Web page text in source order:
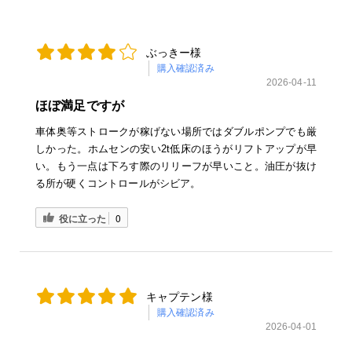
ぶっきー様
購入確認済み
2026-04-11
ほぼ満足ですが
車体奥等ストロークが稼げない場所ではダブルポンプでも厳
しかった。ホムセンの安い2t低床のほうがリフトアップが早
い。もう一点は下ろす際のリリーフが早いこと。油圧が抜け
る所が硬くコントロールがシビア。
役に立った 0
キャプテン様
購入確認済み
2026-04-01